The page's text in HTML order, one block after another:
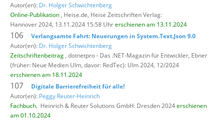
Autor(en): Dr. Holger Schwichtenberg
Online-Publikation , Heise.de, Heise Zeitschriften Verlag:
Hannover 2024, 13.11.2024 15:58 Uhrerschienen am 13.11.2024
106
Verlangsamte Fahrt: Neuerungen in System.Text.Json 9.0
Autor(en): Dr. Holger Schwichtenberg
Zeitschriftenbeitrag , dotnetpro - Das .NET-Magazin für Entwickler, Ebner
(früher: Neue Medien Ulm, davor: RedTec): Ulm 2024, 12/2024
erschienen am 18.11.2024
107
Digitale Barrierefreiheit für alle!
Autor(en): Peggy Reuter-Heinrich
Fachbuch, Heinrich & Reuter Solutions GmbH: Dresden 2024erschienen
am 01.10.2024